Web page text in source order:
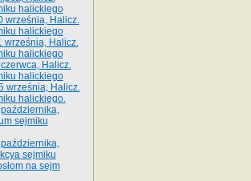
halickiego
września, Halicz.
halickiego
września, Halicz.
halickiego
Halicz.
halickiego
września, Halicz.
halickiego.
sejmiku
sejmiku
na sejm